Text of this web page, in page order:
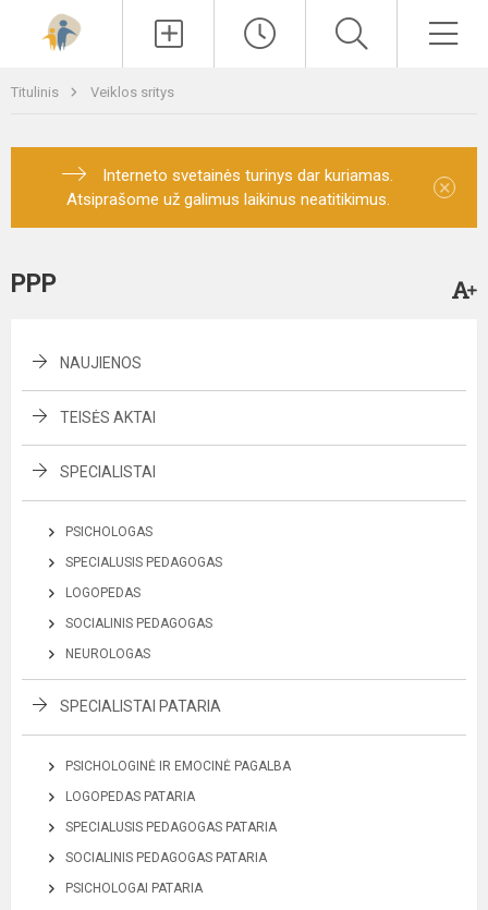
Titulinis Veiklos sritys
Interneto svetainės turinys dar kuriamas.
Atsiprašome už galimus laikinus neatitikimus.
×
PPP
NAUJIENOS
TEISĖS AKTAI
SPECIALISTAI
PSICHOLOGAS
SPECIALUSIS PEDAGOGAS
LOGOPEDAS
SOCIALINIS PEDAGOGAS
NEUROLOGAS
SPECIALISTAI PATARIA
PSICHOLOGINĖ IR EMOCINĖ PAGALBA
LOGOPEDAS PATARIA
SPECIALUSIS PEDAGOGAS PATARIA
SOCIALINIS PEDAGOGAS PATARIA
PSICHOLOGAI PATARIA